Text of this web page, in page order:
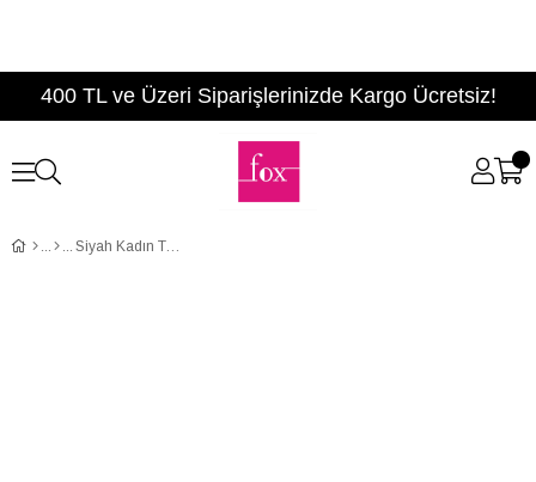
400 TL ve Üzeri Siparişlerinizde Kargo Ücretsiz!
Siyah Kadın Terlik D777842209